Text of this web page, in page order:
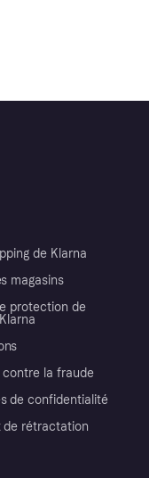
de Klarna
magasins
protection de
contre la fraude
de confidentialité
de rétractation